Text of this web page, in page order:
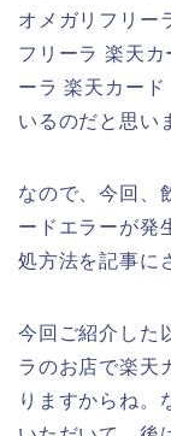
オメガリフリー
フリーラ 楽天
ーラ 楽天カー
いるのだと思い
なので、今回、
ードエラーが発
処方法を記事に
今回ご紹介した
ラのお店で楽天
りますからね。